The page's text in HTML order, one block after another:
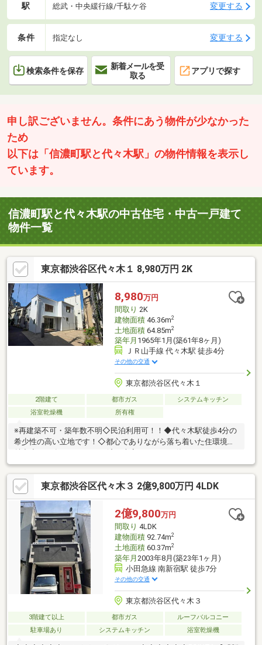
駅 総武・中央緩行線/千駄ケ谷 変更する
条件 指定なし 変更する
検索条件を保存
新着メールを受
取る
アプリで探す
申し訳ございません。条件にあう物件が少なかった
ため
以下は「信濃町駅と代々木駅」の物件情報を表示し
ています。
信濃町駅と代々木駅の中古住宅・中古一戸建て
物件一覧
東京都渋谷区代々木１ 8,980万円 2K
8,980万円
間取り 2K
建物面積46.36m2
土地面積64.85m2
築年月 1965年1月(築61年8ヶ月)
ＪＲ山手線 代々木駅 徒歩4分
その他の交通
東京都渋谷区代々木１
2階建て 都市ガス
システムキッチン
浴室乾燥機
所有権
※再建築不可・築年数不明◇民泊利用可！！◆代々木駅徒歩4分の
希少性の高い立地です！◇都心でありながら落ち着いた住環境が
ーニング済みです！◇マンション中心エリアでは珍しい木造2階
建ての戸建！！◆独立性・プライバシー性を確保できるお住まい
です◇使い勝手の良い2Kプランで単身・DINKS・セカンドハウス
に最適◆代官山・恵比寿・渋谷が生活圏となる高い利便性が魅力
です◇ショッピング・飲食・スーパーが徒歩圏内で完結！◆現在
空室につき、いつでも内覧可能です◇自己居住用・投資用どちら
にもおすすめ
東京都渋谷区代々木３ 2億9,800万円 4LDK
2億9,800万円
間取り 4LDK
建物面積92.74m2
土地面積60.37m2
築年月 2003年8月(築23年1ヶ月)
小田急線 南新宿駅 徒歩7分
その他の交通
東京都渋谷区代々木３
3階建て以上 都市ガス
ルーフバルコニー
駐車場あり
システムキッチン 浴室乾燥機